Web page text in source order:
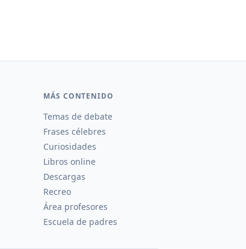
MÁS CONTENIDO
Temas de debate
Frases célebres
Curiosidades
Libros online
Descargas
Recreo
Área profesores
Escuela de padres